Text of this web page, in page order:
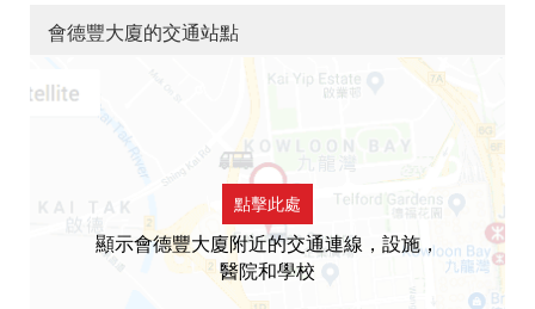
會德豐大廈的交通站點
點擊此處
顯示會德豐大廈附近的交通連線，設施，
醫院和學校